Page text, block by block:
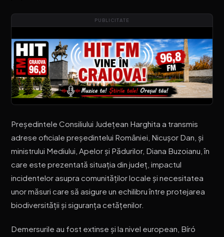
PUBLICITATE
Președintele Consiliului Județean Harghita a transmis
adrese oficiale președintelui României, Nicușor Dan, și
ministrului Mediului, Apelor și Pădurilor, Diana Buzoianu, în
care este prezentată situația din județ, impactul
incidentelor asupra comunităților locale și necesitatea
unor măsuri care să asigure un echilibru între protejarea
biodiversității și siguranța cetățenilor.
Demersurile au fost extinse și la nivel european, Bíró